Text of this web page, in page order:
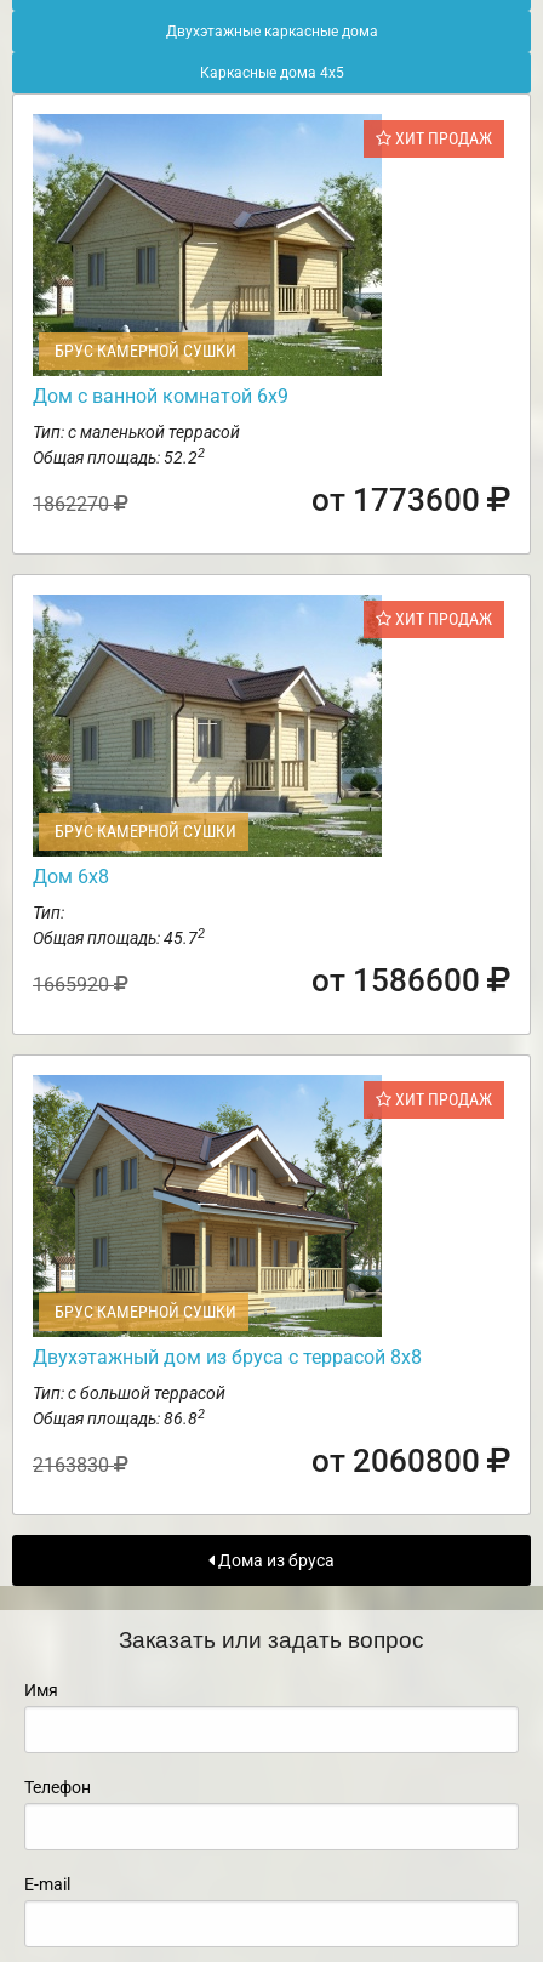
Двухэтажные каркасные дома
Каркасные дома 4х5
ХИТ ПРОДАЖ
БРУС КАМЕРНОЙ СУШКИ
Дом с ванной комнатой 6х9
Тип: с маленькой террасой
Общая площадь: 52.22
1862270 от 1773600
ХИТ ПРОДАЖ
БРУС КАМЕРНОЙ СУШКИ
Дом 6х8
Тип:
Общая площадь: 45.72
1665920 от 1586600
ХИТ ПРОДАЖ
БРУС КАМЕРНОЙ СУШКИ
Двухэтажный дом из бруса с террасой 8х8
Тип: с большой террасой
Общая площадь: 86.82
2163830 от 2060800
Дома из бруса
Заказать или задать вопрос
Имя
Телефон
E-mail